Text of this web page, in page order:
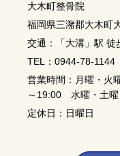
大木町整骨院
福岡県三潴郡大木町
交通：「大溝」駅 徒
TEL：0944-78-1144
営業時間：月曜・火
～19:00 水曜・土
定休日：日曜日